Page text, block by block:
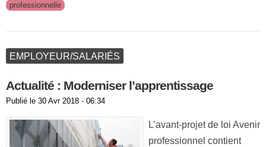
professionnelle
EMPLOYEUR/SALARIÉS
Actualité : Moderniser l’apprentissage
Publié le 30 Avr 2018 - 06:34
L’avant-projet de loi Avenir
professionnel contient